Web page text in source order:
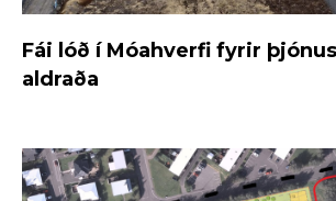
Fái lóð í Móahverfi fyrir
aldraða